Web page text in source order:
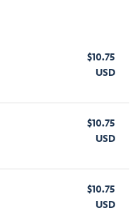
$10.75
USD
$10.75
USD
$10.75
USD